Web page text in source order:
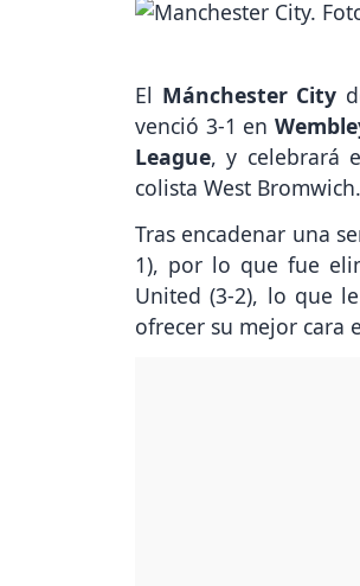
El Mánchester City
venció 3-1 en
League, y celebrará
colista West Bromwich.
Tras encadenar una
1), por lo que fue
United (3-2), lo que
ofrecer su mejor cara